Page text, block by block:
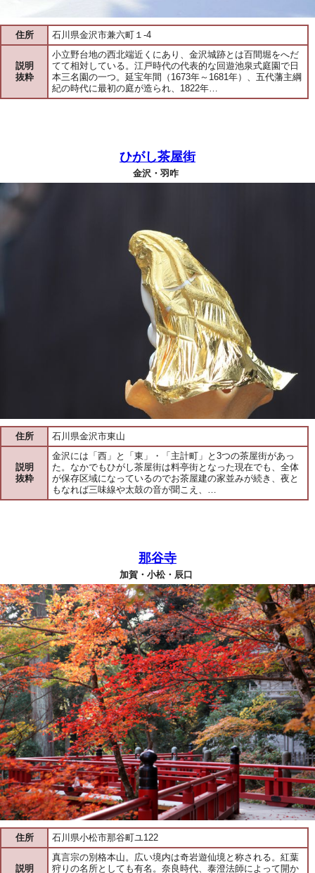
住所 石川県金沢市兼六町１-4
説明
抜粋
小立野台地の西北端近くにあり、金沢城跡とは百間堀をへだ
てて相対している。江戸時代の代表的な回遊池泉式庭園で日
本三名園の一つ。延宝年間（1673年～1681年）、五代藩主綱
紀の時代に最初の庭が造られ、1822年…
ひがし茶屋街
金沢・羽咋
住所 石川県金沢市東山
説明
抜粋
金沢には「西」と「東」・「主計町」と3つの茶屋街があっ
た。なかでもひがし茶屋街は料亭街となった現在でも、全体
が保存区域になっているのでお茶屋建の家並みが続き、夜と
もなれば三味線や太鼓の音が聞こえ、…
那谷寺
加賀・小松・辰口
住所 石川県小松市那谷町ユ122
説明
真言宗の別格本山。広い境内は奇岩遊仙境と称される。紅葉
狩りの名所としても有名。奈良時代、泰澄法師によって開か